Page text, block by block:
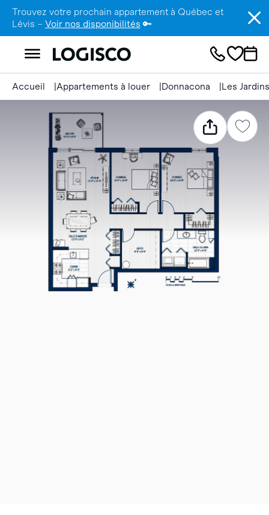
Trouvez votre prochain appartement à Québec et
Lévis – Voir nos disponibilités 🔑
Accueil Appartements à louer Donnacona Les